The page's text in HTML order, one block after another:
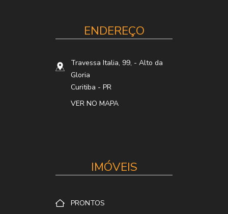
ENDEREÇO
Travessa Italia, 99, - Alto da
Gloria
Curitiba - PR
VER NO MAPA
IMÓVEIS
PRONTOS